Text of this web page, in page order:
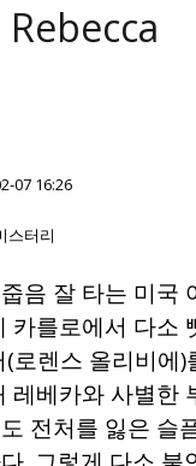
07 16:26
스터리
음 잘 타는 미국
카를로에서 다소
로렌스 올리비에)
레베카와 사별한
전처를 잃은 슬